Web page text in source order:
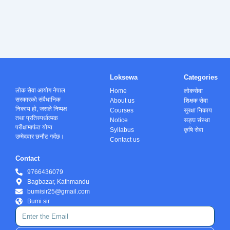
लोक सेवा आयोग नेपाल
सरकारको संवैधानिक
निकाय हो, जसले निष्पक्ष
तथा प्रतिस्पर्धात्मक
परीक्षामार्फत योग्य
उम्मेदवार छनौट गर्दछ।
Loksewa
Home
About us
Courses
Notice
Syllabus
Contact us
Categories
लोकसेवा
शिक्षक सेवा
सुरक्षा निकाय
सङ्घ संस्था
कृषि सेवा
Contact
9766436079
Bagbazar, Kathmandu
bumisir25@gmail.com
Bumi sir